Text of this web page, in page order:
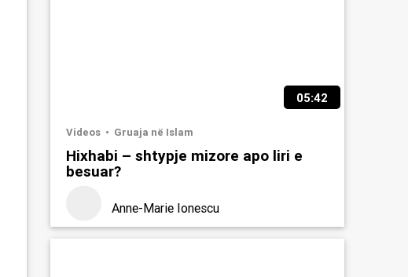
05:42
Videos Gruaja në Islam
Hixhabi – shtypje mizore apo liri e
besuar?
Anne-Marie Ionescu